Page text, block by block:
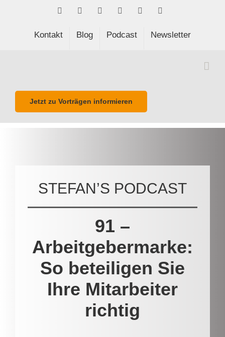
FacebookLinkedIn Spotify
Kontakt Blog Podcast Newsletter
Jetzt zu Vorträgen informieren
STEFAN’S PODCAST
91 –
Arbeitgebermarke:
So beteiligen Sie
Ihre Mitarbeiter
richtig